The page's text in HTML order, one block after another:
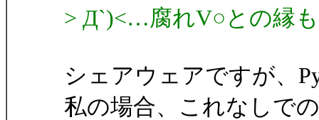
> Д`)<…腐れV○との縁
シェアウェアですが、
私の場合、これなしで